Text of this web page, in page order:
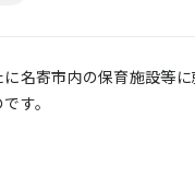
名寄市内の保育施設等
す。